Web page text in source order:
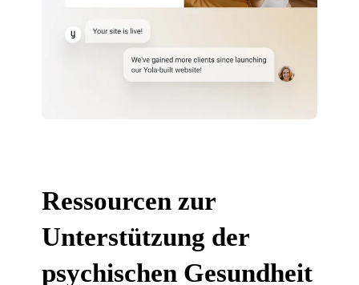
Ressourcen zur
Unterstützung der
psychischen Gesundheit